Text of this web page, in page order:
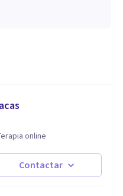
online
Contactar